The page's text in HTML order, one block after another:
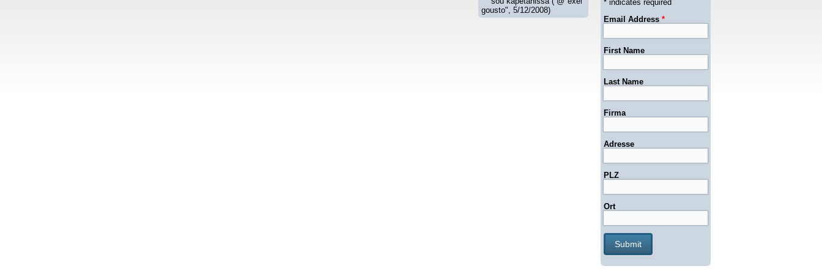
Nikos Papazoglou -
Geia sou kapetanissa
( @"exei gousto",
* indicates required
Email Address *
First Name
Last Name
Firma
Adresse
PLZ
Ort